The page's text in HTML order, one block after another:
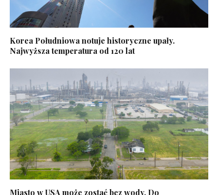
Korea Południowa notuje historyczne upały.
Najwyższa temperatura od 120 lat
Miasto w USA może zostać bez wody. Do